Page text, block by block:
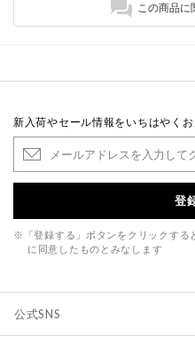
この商品に
新入荷やセール情報をいちはやくお
登
※「登録する」ボタンをクリックする
に同意したものとみなします
公式SNS